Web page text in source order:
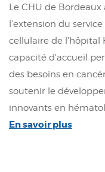
Le CHU de
l'extension du
cellulaire de l'hôpital
capacité d'accueil
des besoins en
soutenir le
innovants en
En savoir plus